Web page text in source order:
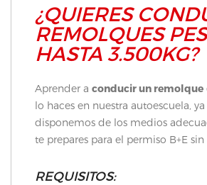
¿QUIERES
REMOLQUES
HASTA 3.500KG?
Aprender a conducir un remolque
lo haces en nuestra autoescuela,
disponemos de los medios
te prepares para el permiso B+E
REQUISITOS: